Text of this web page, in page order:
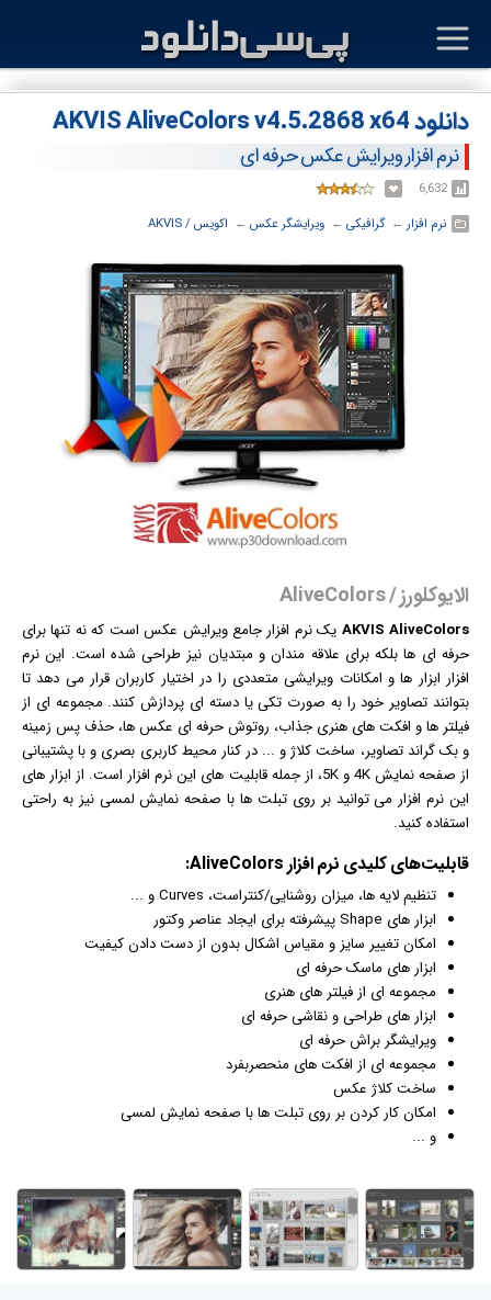
دانلود AKVIS AliveColors v4.5.2868 x64
نرم افزار ویرایش عکس حرفه ای
6,632
نرم افزار ← ‏گرافیکی ← ‏ ویرایشگر عکس ← ‏ اکویس / AKVIS
الایوکلورز / AliveColors
AKVIS AliveColors یکنرم افزار جامع ویرایش عکساست که نه تنها برای
حرفه ای ها بلکه برای علاقه مندان و مبتدیان نیز طراحی شده است. این نرم
افزار ابزار ها و امکانات ویرایشی متعددی را در اختیار کاربران قرار می دهد تا
بتوانند تصاویر خود را به صورت تکی یا دسته ای پردازش کنند. مجموعه ای از
فیلتر ها و افکت های هنری جذاب، روتوش حرفه ای عکس ها، حذف پس زمینه
و بک گراند تصاویر، ساخت کلاژ و ... در کنار محیط کاربری بصری و با پشتیبانی
از صفحه نمایش 4K و 5K، از جمله قابلیت های این نرم افزار است. از ابزار های
این نرم افزار می توانید بر روی تبلت ها با صفحه نمایش لمسی نیز به راحتی
استفاده کنید.
قابلیت‌های کلیدی نرم افزار
تنظیم لایه ها، میزان روشنایی/کنتراست، Curves و ...
ابزار های Shape پیشرفته برای ایجاد عناصر وکتور
امکان تغییر سایز و مقیاس اشکال بدون از دست دادن کیفیت
ابزار های ماسک حرفه ای
مجموعه ای از فیلتر های هنری
ابزار های طراحی و نقاشی حرفه ای
ویرایشگر براش حرفه ای
مجموعه ای از افکت های منحصربفرد
ساخت کلاژ عکس
امکان کار کردن بر روی تبلت ها با صفحه نمایش لمسی
و ...